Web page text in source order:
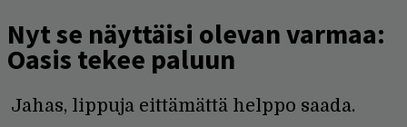
Nyt se näyttäisi olevan varmaa:
Oasis tekee paluun
Jahas, lippuja eittämättä helppo saada.